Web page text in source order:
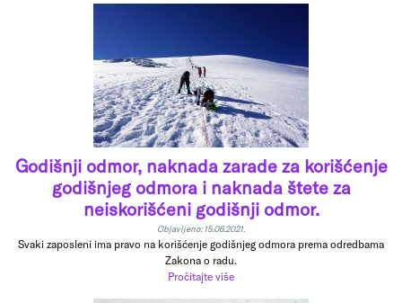
Godišnji odmor, naknada zarade za korišćenje
godišnjeg odmora i naknada štete za
neiskorišćeni godišnji odmor.
Objavljeno: 15.06.2021.
Svaki zaposleni ima pravo na korišćenje godišnjeg odmora prema odredbama
Zakona o radu.
Pročitajte više